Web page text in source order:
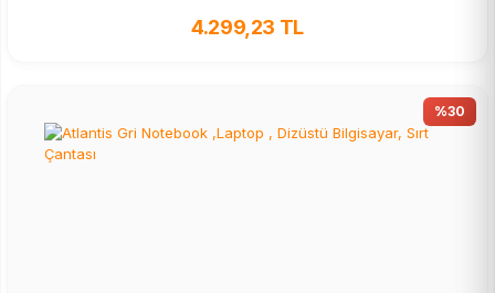
4.299,23 TL
%30